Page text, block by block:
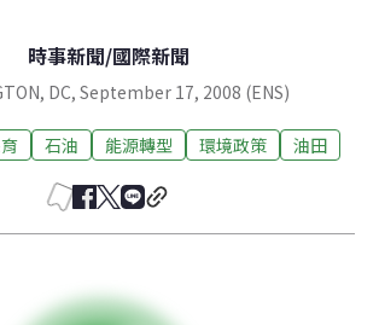
時事新聞/國際新聞
DC, September 17, 2008 (ENS)
石油 能源轉型 環境政策 油田